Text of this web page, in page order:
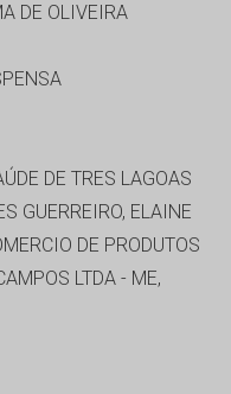
DE OLIVEIRA
DE TRES LAGOAS
GUERREIRO, ELAINE
DE PRODUTOS
LTDA - ME,